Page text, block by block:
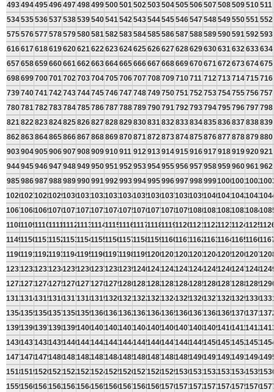
493494495496497498499500501 502 503504505506507508509510511
534535536537538539540541 542 543544545546547548549550551 552
575576577578579580581 582 583584585586587588589590591 592 593
616617618619620621 622 623624625626627628629630631 632 633634
657658659660661 662 663664665666667668669670671 672 673674675
698699700701 702 703704705706707708709710711 712 713714715716
739740741 742 743744745746747748749750751 752 753754755756757
780781 782 783784785786787788789790791 792 793794795796797798
821 822 823824825826827828829830831 832 833834835836837838839
862 863864865866867868869870871 872 873874875876877878879880
903904905906907908909910911 912 913914915916917918919920921
944945946947948949950951 952 953954955956957958959960961 962
985986987988989990991 992 993994995996997998999100010011002
102610271028102910301031103210331034103510361037103810391040104110421043
106710681069107010711072107310741075107610771078107910801081108210831084
110811091110111111121113111411151116111711181119112011211122112311241125
114911501151115211531154115511561157115811591160116111621163116411651166
119011911192119311941195119611971198119912001201120212031204120512061207
123112321233123412351236123712381239124012411242124312441245124612471248
127212731274127512761277127812791280128112821283128412851286128712881289
131313141315131613171318131913201321132213231324132513261327132813291330
135413551356135713581359136013611362136313641365136613671368136913701371
139513961397139813991400140114021403140414051406140714081409141014111412
143614371438143914401441144214431444144514461447144814491450145114521453
147714781479148014811482148314841485148614871488148914901491149214931494
151815191520152115221523152415251526152715281529153015311532153315341535
155915601561156215631564156515661567156815691570157115721573157415751576